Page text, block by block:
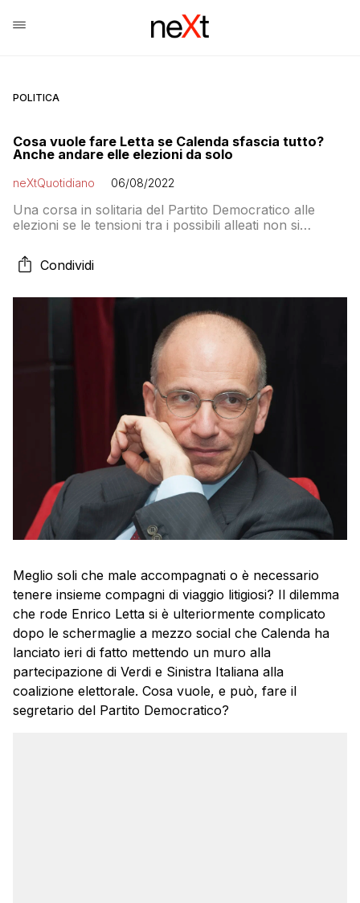
POLITICA
Cosa vuole fare Letta se Calenda sfascia tutto?
Anche andare elle elezioni da solo
neXtQuotidiano 06/08/2022
Una corsa in solitaria del Partito Democratico alle
elezioni se le tensioni tra i possibili alleati non si
Condividi
Meglio soli che male accompagnati o è necessario
tenere insieme compagni di viaggio litigiosi? Il dilemma
che rode Enrico Letta si è ulteriormente complicato
dopo le schermaglie a mezzo social che Calenda ha
lanciato ieri di fatto mettendo un muro alla
partecipazione di Verdi e Sinistra Italiana alla
coalizione elettorale. Cosa vuole, e può, fare il
segretario del Partito Democratico?